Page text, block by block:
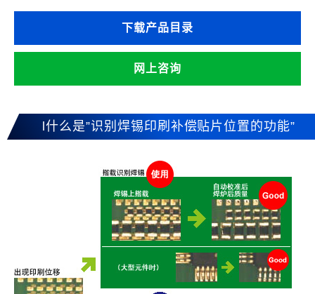
下载产品目录
网上咨询
l什么是”识别焊锡印刷补偿贴片位置的功能”